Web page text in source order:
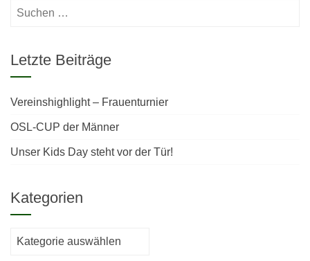
Suchen
Letzte Beiträge
Vereinshighlight – Frauenturnier
OSL-CUP der Männer
Unser Kids Day steht vor der Tür!
Kategorien
Kategorien